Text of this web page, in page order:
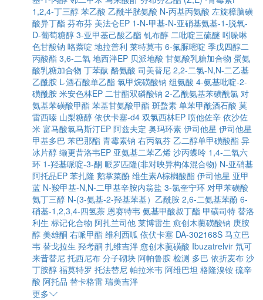
1,2,4-丁三醇 苯乙酸 乙酰半胱氨酸 N-丙基丙氨酸 左旋樟脑磺
酸异丁酯 芬布芬 美法仑EP 1-N-甲基-N-亚硝基氨基-1-脱氧-
D-葡萄糖醇 3-亚甲基己酸乙酯 钆布醇 二吡啶三硫醚 吲哚啉
色甘酸钠 咯萘啶 地拉普利 莱特莫韦 6-氟脲嘧啶 季戊四醇二
丙酸酯 3,6-二氧 地西泮EP 贝派地酸 甘氨酸乳糖加合物 蛋氨
酸乳糖加合物 丁苯酞 酪氨酸 司美替尼 2,2-二氯-N,N-二乙基
乙酰胺 L-酒石酸单乙酯 氯甲烷磺酸钠 组氨酸 4-氨基吡啶-2-
磺酰胺 米安色林EP 二甘酯双磷酸钠 2-乙酰氨基苯磺酰氯 对
氨基苯磺酸甲酯 苯基甘氨酸甲酯 斑蝥素 单苯甲酰酒石酸 莫
雷西嗪 山梨糖醇 依伏卡塞-d4 双氯西林EP 喷他佐辛 依沙佐
米 富马酸氯马斯汀EP 阿兹夫定 奥玛环素 伊司他星 伊司他星
甲基多巴 苯巴那酯 青霉素钠 右丙氧芬 乙二醇单甲磺酸酯 异
冰片醇 缬更昔洛韦EP 亚氨基二苯乙烯 沙丙蝶呤 1,4-二氧六
环 1-羟基哌啶-3-酮 哌罗匹隆(非对映异构体混合物) N-亚硝基
阿托品EP 苯扎隆 鹅掌菜酚 维生素A棕榈酸酯 伊司他星 亚甲
蓝 N-羧甲基-N,N-二甲基辛胺内翁盐 3-氯奎宁环 对甲苯磺酸
氨丁三醇 N-(3-氨基-2-羟基苯基）乙酰胺 2,6-二氨基苯酚 6-
硝基-1,2,3,4-四氢萘 恩赛特韦 氨基甲酸叔丁酯 甲磺司特 替洛
利生 标记化合物 阿扎兰司他 莱博雷生 愈创木薁磺酸钠 庚胺
醇 美雄酮 右哌甲酯 维利西呱 依伏卡塞 DA-302168S 马立巴
韦 替戈拉生 羟考酮 扎维吉泮 愈创木薁磺酸 Ibuzatrelvir 氘可
来昔替尼 托西尼布 分子砌块 阿帕鲁胺 检测 多巴 依折麦布 沙
丁胺醇 福莫特罗 托法替尼 帕拉米韦 阿维巴坦 格隆溴铵 硫辛
酸 阿托品 替卡格雷 瑞美吉泮
更多